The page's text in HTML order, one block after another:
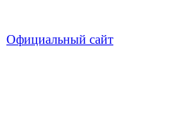
Официальный сайт